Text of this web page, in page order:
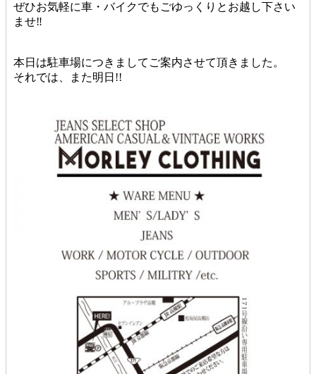
ぜひお気軽に車・バイクでもごゆっくりとお越し下さい
ませ‼︎
本日は駐車場につきましてご案内させて頂きました。
それでは、また明日!!